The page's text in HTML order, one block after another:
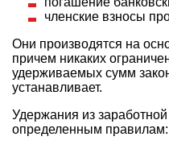
членские взносы
Они производятся на
причем никаких
удерживаемых сумм
устанавливает.
Удержания из
определенным правилам: